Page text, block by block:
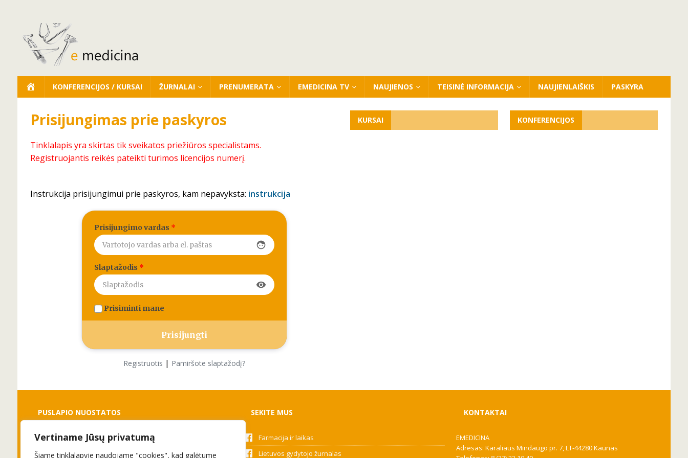
Vertiname Jūsų privatumą
Šiame tinklalapyje naudojame "cookies", kad galėtume
KONFERENCIJOS / KURSAI ŽURNALAI PRENUMERATA EMEDICINA TV NAUJIENOS TEISINĖ INFORMACIJA NAUJIENLAIŠKIS PASKYRA
Prisijungimas prie paskyros
Tinklalapis yra skirtas tik sveikatos priežiūros specialistams.
Registruojantis reikės pateikti turimos licencijos numerį.
Instrukcija prisijungimui prie paskyros, kam nepavyksta: instrukcija
Prisijungimo vardas *
face
Slaptažodis *
visibility
Prisiminti mane
Registruotis | Pamiršote slaptažodį?
KURSAI KONFERENCIJOS
PUSLAPIO NUOSTATOS
Slapukai
Privatumo politika
SEKITE MUS
Farmacija ir laikas
Lietuvos gydytojo žurnalas
KONTAKTAI
EMEDICINA
Adresas: Karaliaus Mindaugo pr. 7, LT-44280 Kaunas